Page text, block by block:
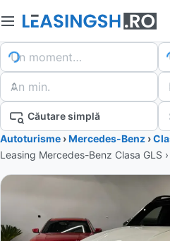
Un moment…
An min.
Căutare simplă
Autoturisme ›Mercedes-Benz ›
Leasing Mercedes-Benz Clasa GLS